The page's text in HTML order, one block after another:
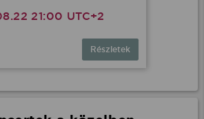
21:00 UTC+2
Részletek